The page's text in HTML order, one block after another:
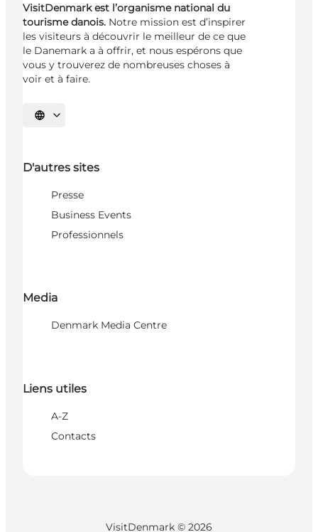
VisitDenmark est l’organisme national du
tourisme danois. Notre mission est d’inspirer
les visiteurs à découvrir le meilleur de ce que
le Danemark a à offrir, et nous espérons que
vous y trouverez de nombreuses choses à
voir et à faire.
Choisissez la langue
D'autres sites
Presse
Business Events
Professionnels
Media
Denmark Media Centre
Liens utiles
A-Z
Contacts
VisitDenmark © 2026